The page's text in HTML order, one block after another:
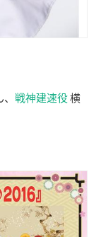
戦神建速役横